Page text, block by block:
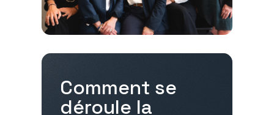
Comment se
déroule la